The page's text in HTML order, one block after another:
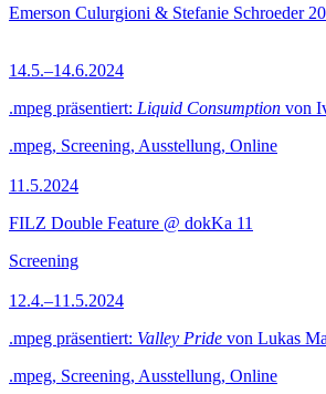
Emerson Culurgioni & Stefanie Schroeder
14.5.–14.6.2024
.mpeg präsentiert: Liquid Consumption von
.mpeg, Screening, Ausstellung, Online
11.5.2024
FILZ Double Feature @ dokKa 11
Screening
12.4.–11.5.2024
.mpeg präsentiert: Valley Pride von Lukas
.mpeg, Screening, Ausstellung, Online